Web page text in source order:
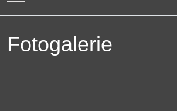
Mobile Menu Toggle
Fotogalerie